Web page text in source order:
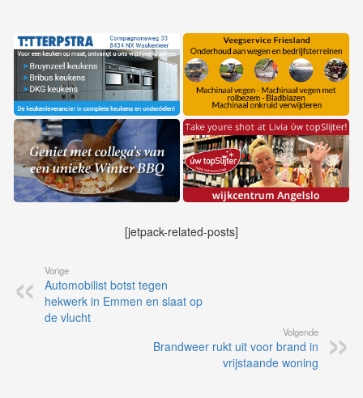
[jetpack-related-posts]
Vorige
Automobilist botst tegen
hekwerk in Emmen en slaat op
de vlucht
Volgende
Brandweer rukt uit voor brand in
vrijstaande woning